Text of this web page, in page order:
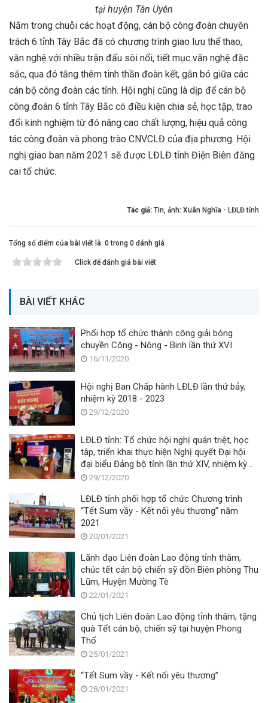
tại huyện Tân Uyên
Nằm trong chuỗi các hoạt động, cán bộ công đoàn chuyên
trách 6 tỉnh Tây Bắc đã có chương trình giao lưu thể thao,
văn nghệ với nhiều trận đấu sôi nổi, tiết mục văn nghệ đặc
sắc, qua đó tăng thêm tinh thần đoàn kết, gắn bó giữa các
cán bộ công đoàn các tỉnh. Hội nghị cũng là dịp để cán bộ
công đoàn 6 tỉnh Tây Bắc có điều kiện chia sẻ, học tập, trao
đổi kinh nghiệm từ đó nâng cao chất lượng, hiệu quả công
tác công đoàn và phong trào CNVCLĐ của địa phương. Hội
nghị giao ban năm 2021 sẽ được LĐLĐ tỉnh Điện Biên đăng
cai tổ chức.
Tác giả: Tin, ảnh: Xuân Nghĩa - LĐLĐ tỉnh
Tổng số điểm của bài viết là: 0 trong 0 đánh giá
Click để đánh giá bài viết
BÀI VIẾT KHÁC
Phối hợp tổ chức thành công giải bóng
chuyền Công - Nông - Binh lần thứ XVI
16/11/2020
Hội nghị Ban Chấp hành LĐLĐ lần thứ bảy,
nhiệm kỳ 2018 - 2023
29/12/2020
LĐLĐ tỉnh: Tổ chức hội nghị quán triệt, học
tập, triển khai thực hiện Nghị quyết Đại hội
đại biểu Đảng bộ tỉnh lần thứ XIV, nhiệm kỳ
2020 - 2025
29/12/2020
LĐLĐ tỉnh phối hợp tổ chức Chương trình
“Tết Sum vầy - Kết nối yêu thương” năm
2021
20/01/2021
Lãnh đạo Liên đoàn Lao động tỉnh thăm,
chúc tết cán bộ chiến sỹ đồn Biên phòng Thu
Lũm, Huyện Mường Tè
22/01/2021
Chủ tịch Liên đoàn Lao động tỉnh thăm, tặng
quà Tết cán bộ, chiến sỹ tại huyện Phong
Thổ
25/01/2021
“Tết Sum vầy - Kết nối yêu thương”
28/01/2021